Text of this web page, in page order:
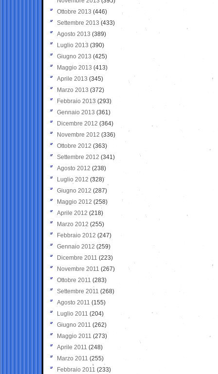
Ottobre 2013 (446)
Settembre 2013 (433)
Agosto 2013 (389)
Luglio 2013 (390)
Giugno 2013 (425)
Maggio 2013 (413)
Aprile 2013 (345)
Marzo 2013 (372)
Febbraio 2013 (293)
Gennaio 2013 (361)
Dicembre 2012 (364)
Novembre 2012 (336)
Ottobre 2012 (363)
Settembre 2012 (341)
Agosto 2012 (238)
Luglio 2012 (328)
Giugno 2012 (287)
Maggio 2012 (258)
Aprile 2012 (218)
Marzo 2012 (255)
Febbraio 2012 (247)
Gennaio 2012 (259)
Dicembre 2011 (223)
Novembre 2011 (267)
Ottobre 2011 (283)
Settembre 2011 (268)
Agosto 2011 (155)
Luglio 2011 (204)
Giugno 2011 (262)
Maggio 2011 (273)
Aprile 2011 (248)
Marzo 2011 (255)
Febbraio 2011 (233)